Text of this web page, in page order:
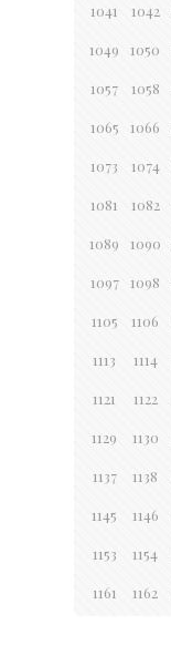
1041 1042
1049 1050
1057 1058
1065 1066
1073 1074
1081 1082
1089 1090
1097 1098
1105 1106
1113 1114
1121 1122
1129 1130
1137 1138
1145 1146
1153 1154
1161 1162